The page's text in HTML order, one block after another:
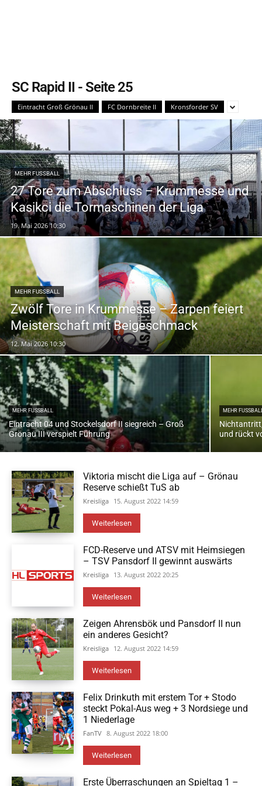
SC Rapid II - Seite 25
Eintracht Groß Grönau II FC Dornbreite II Kronsforder SV
MEHR FUSSBALL
27 Tore zum Abschluss – Krummesse und
Kasikci die Tormaschinen der Liga
19. Mai 2026 10:30
MEHR FUSSBALL
Zwölf Tore in Krummesse – Zarpen feiert
Meisterschaft mit Beigeschmack
12. Mai 2026 10:30
MEHR FUSSBALL
Eintracht 04 und Stockelsdorf II siegreich – Groß
Grönau III verspielt Führung
MEHR FUSSBALL
und rückt
Viktoria mischt die Liga auf – Grönau
Reserve schießt TuS ab
Kreisliga 15. August 2022 14:59
Weiterlesen
FCD-Reserve und ATSV mit Heimsiegen
– TSV Pansdorf II gewinnt auswärts
Kreisliga 13. August 2022 20:25
Weiterlesen
Zeigen Ahrensbök und Pansdorf II nun
ein anderes Gesicht?
Kreisliga 12. August 2022 14:59
Weiterlesen
Felix Drinkuth mit erstem Tor + Stodo
steckt Pokal-Aus weg + 3 Nordsiege und
1 Niederlage
FanTV 8. August 2022 18:00
Weiterlesen
Erste Überraschungen an Spieltag 1 –